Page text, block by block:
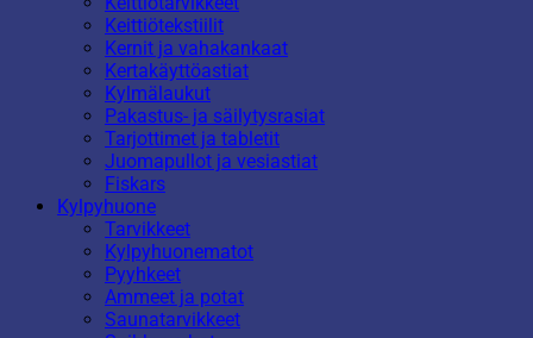
Keittiötekstiilit
Kernit ja vahakankaat
Kertakäyttöastiat
Kylmälaukut
Pakastus- ja säilytysrasiat
Tarjottimet ja tabletit
Juomapullot ja vesiastiat
Fiskars
Kylpyhuone
Tarvikkeet
Kylpyhuonematot
Pyyhkeet
Ammeet ja potat
Saunatarvikkeet